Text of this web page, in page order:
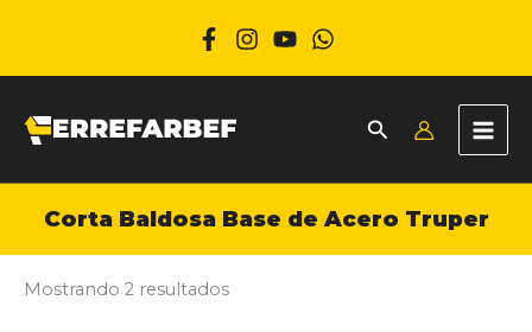
Corta Baldosa Base de Acero Truper
Mostrando 2 resultados